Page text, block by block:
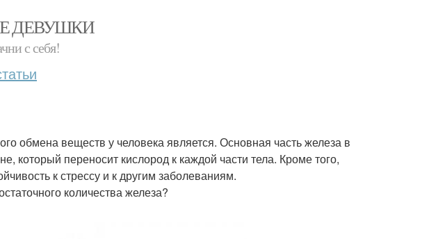
ДЕВУШКИ
с себя!
обмена веществ у человека является. Основная часть железа в
который переносит кислород к каждой части тела. Кроме того,
к стрессу и к другим заболеваниям.
количества железа?